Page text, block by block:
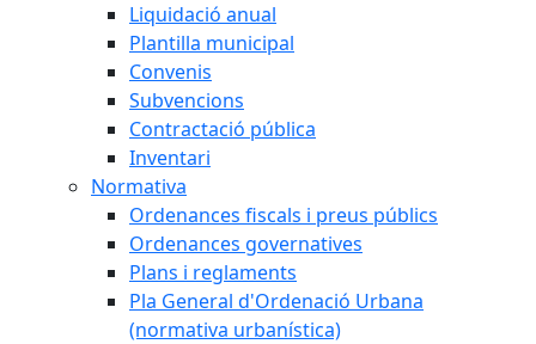
Liquidació anual
Plantilla municipal
Convenis
Subvencions
Contractació pública
Inventari
Normativa
Ordenances fiscals i preus públics
Ordenances governatives
Plans i reglaments
Pla General d'Ordenació Urbana
(normativa urbanística)